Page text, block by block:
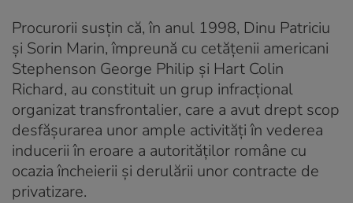
Procurorii susțin că, în anul 1998, Dinu Patriciu
și Sorin Marin, împreună cu cetățenii americani
Stephenson George Philip și Hart Colin
Richard, au constituit un grup infracțional
organizat transfrontalier, care a avut drept scop
desfășurarea unor ample activități în vederea
inducerii în eroare a autorităților române cu
ocazia încheierii și derulării unor contracte de
privatizare.